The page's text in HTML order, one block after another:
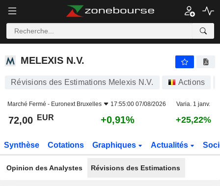
MELEXIS N.V.
MELEXIS N.V.
Révisions des Estimations Melexis N.V. Actions
Marché Fermé - Euronext Bruxelles 17:55:00 07/08/2026 Varia. 1 janv.
72,00 EUR +0,91% +25,22%
Synthèse Cotations Graphiques Actualités
Opinion des Analystes Révisions des Estimations